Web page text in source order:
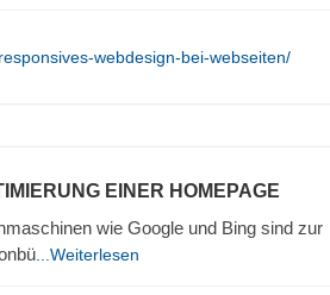
webdesign-bei-webseiten/
EINER HOMEPAGE
wie Google und Bing sind zur
...Weiterlesen